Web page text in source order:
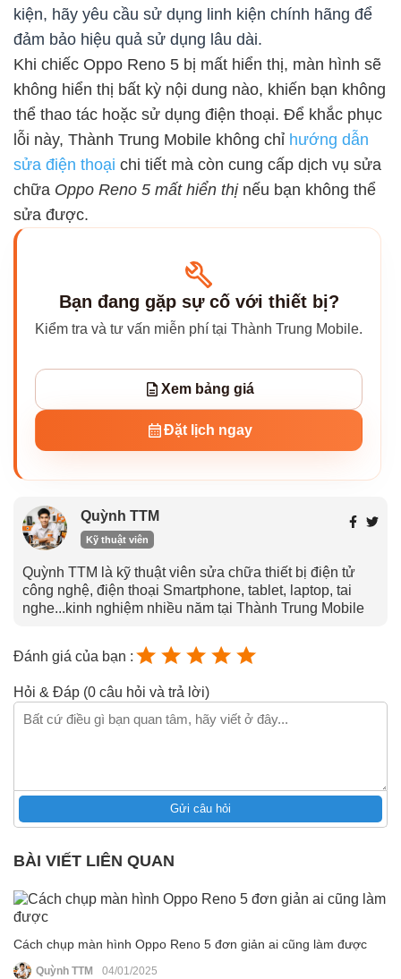
kiện, hãy yêu cầu sử dụng linh kiện chính hãng để
đảm bảo hiệu quả sử dụng lâu dài.
Khi chiếc Oppo Reno 5 bị mất hiển thị, màn hình sẽ
không hiển thị bất kỳ nội dung nào, khiến bạn không
thể thao tác hoặc sử dụng điện thoại. Để khắc phục
lỗi này, Thành Trung Mobile không chỉ hướng dẫn
sửa điện thoại chi tiết mà còn cung cấp dịch vụ sửa
chữa Oppo Reno 5 mất hiển thịnếu bạn không thể
sửa được.
Bạn đang gặp sự cố với thiết bị?
Kiểm tra và tư vấn miễn phí tại Thành Trung Mobile.
Xem bảng giá
Đặt lịch ngay
Quỳnh TTM
Kỹ thuật viên
Quỳnh TTM là kỹ thuật viên sửa chữa thiết bị điện tử
công nghệ, điện thoại Smartphone, tablet, laptop, tai
nghe...kinh nghiệm nhiều năm tại Thành Trung Mobile
Đánh giá của bạn :
Hỏi & Đáp (0 câu hỏi và trả lời)
Gửi câu hỏi
BÀI VIẾT LIÊN QUAN
Cách chụp màn hình Oppo Reno 5 đơn giản ai cũng làm được
Quỳnh TTM 04/01/2025